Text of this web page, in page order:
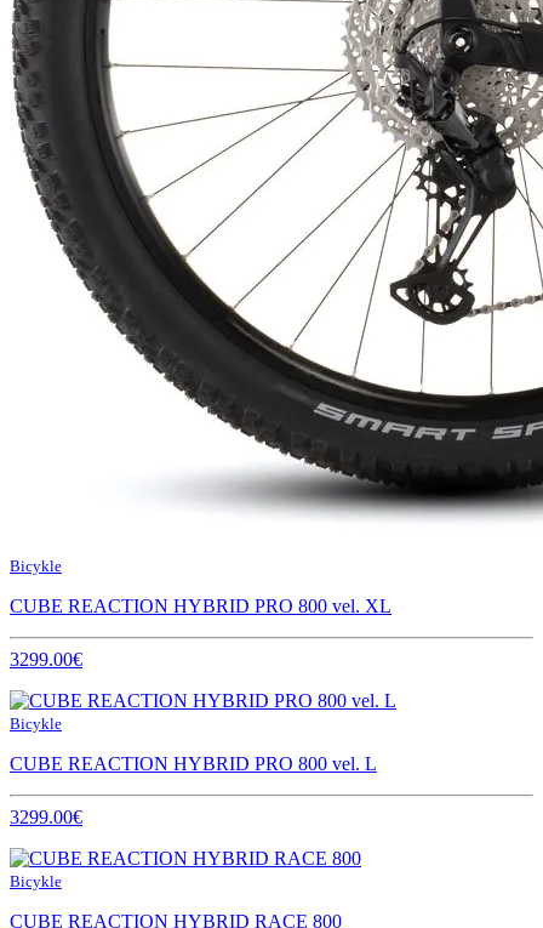
Bicykle
CUBE REACTION HYBRID PRO 800 vel. XL
3299.00€
Bicykle
CUBE REACTION HYBRID PRO 800 vel. L
3299.00€
Bicykle
CUBE REACTION HYBRID RACE 800